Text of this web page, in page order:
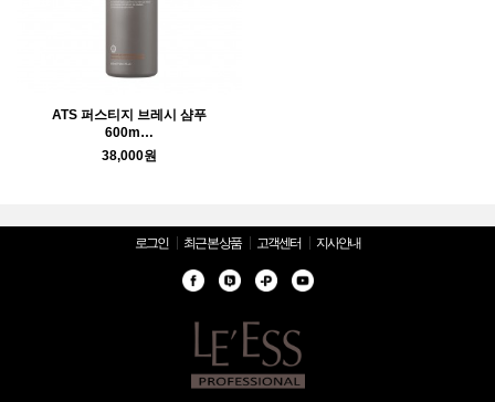
ATS 퍼스티지 브레시 샴푸
600m…
38,000원
로그인 최근 본 상품 고객센터 지사안내